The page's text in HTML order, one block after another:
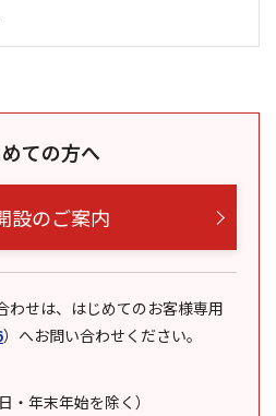
ての方へ
設のご案内
わせは、はじめてのお客様専用
） へお問い合わせください。
・年末年始を除く）